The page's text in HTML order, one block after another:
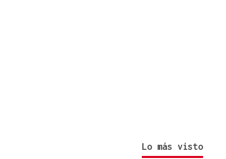
Lo más visto